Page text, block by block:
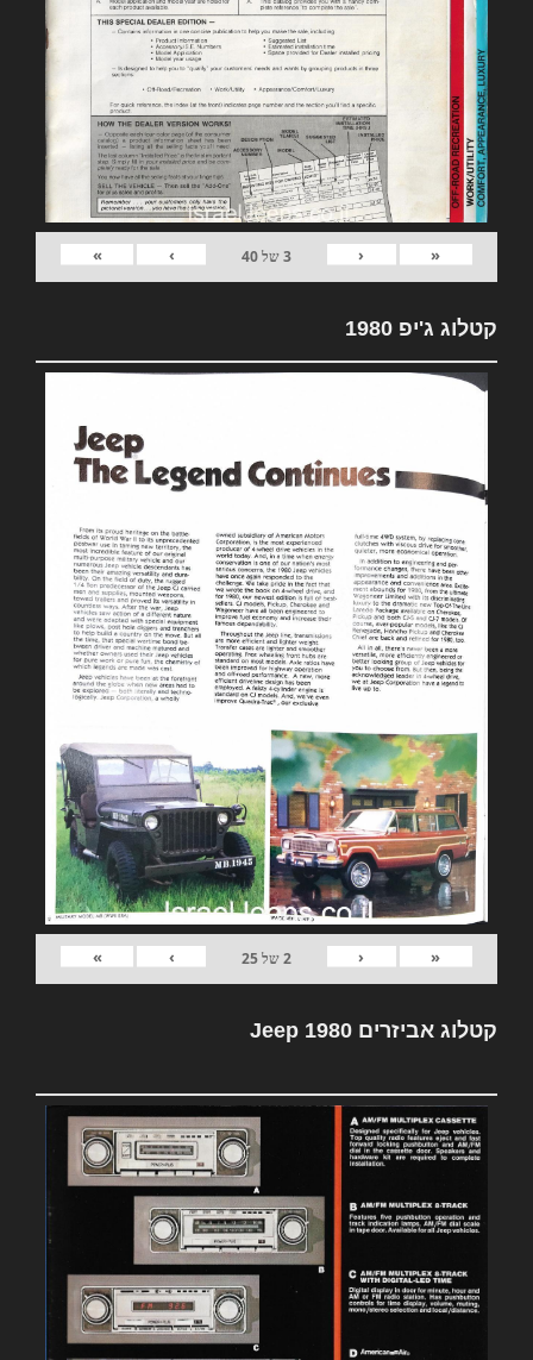
«
‹
3של40
›
»
קטלוג ג'יפ 1980
«
‹
2של25
›
»
קטלוג אביזרים Jeep 1980